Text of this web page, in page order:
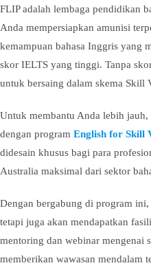
FLIP adalah lembaga pendidikan
Anda mempersiapkan amunisi
kemampuan bahasa Inggris yang
skor IELTS yang tinggi. Tanpa
untuk bersaing dalam skema Skill
Untuk membantu Anda lebih
dengan program English for Skill
didesain khusus bagi para
Australia maksimal dari sektor
Dengan bergabung di program
tetapi juga akan mendapatkan
mentoring dan webinar mengenai
memberikan wawasan mendalam